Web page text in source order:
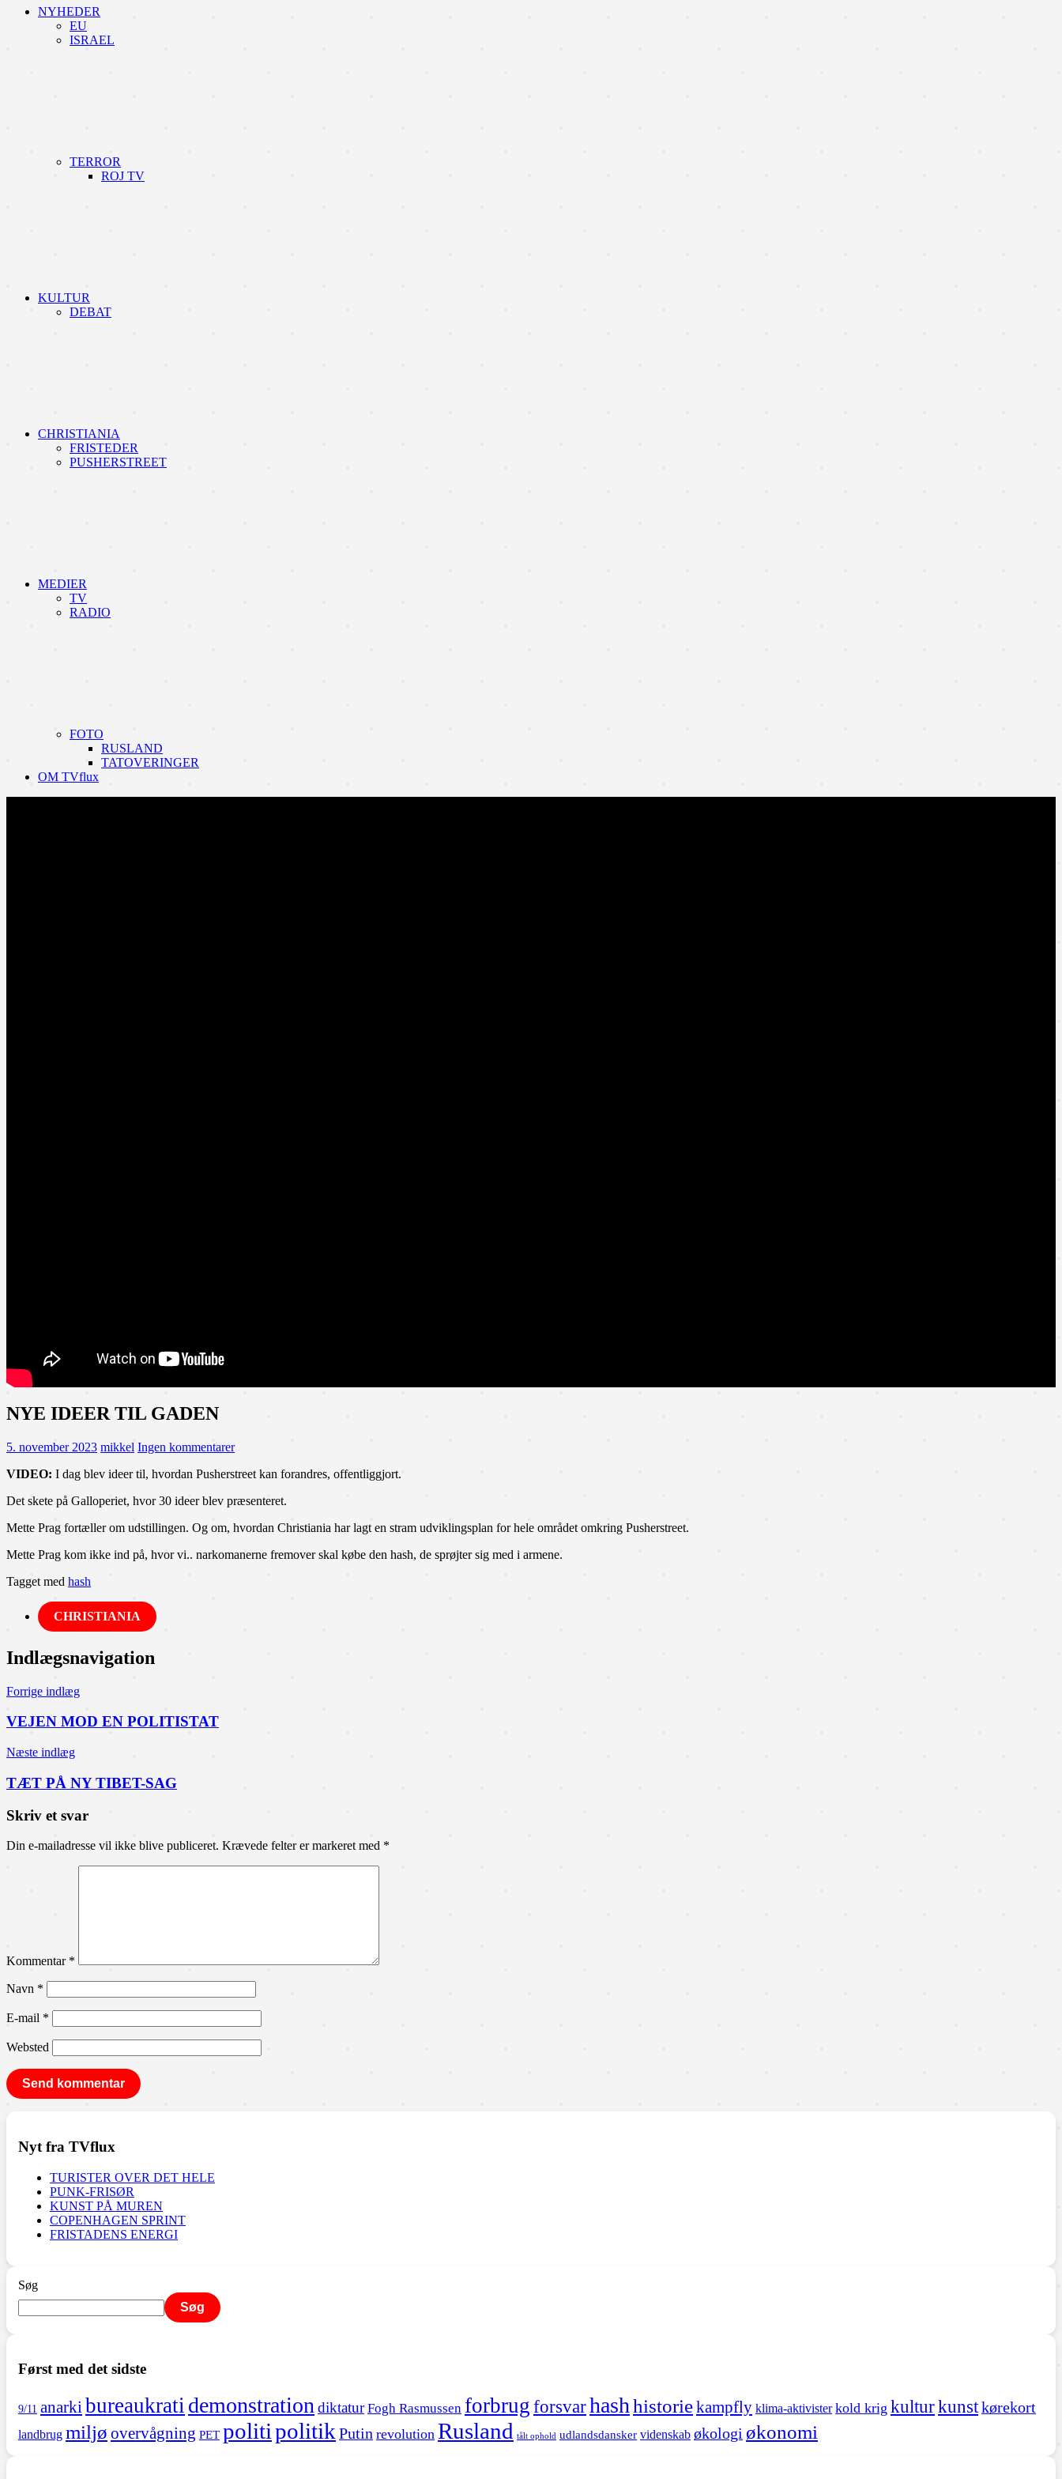
NYHEDER
EU
ISRAEL
TERROR
ROJ TV
KULTUR
DEBAT
CHRISTIANIA
FRISTEDER
PUSHERSTREET
MEDIER
TV
RADIO
FOTO
RUSLAND
TATOVERINGER
OM TVflux
NYE IDEER TIL GADEN
5. november 2023 mikkel Ingen kommentarer
VIDEO: I dag blev ideer til, hvordan Pusherstreet kan forandres, offentliggjort.
Det skete på Galloperiet, hvor 30 ideer blev præsenteret.
Mette Prag fortæller om udstillingen. Og om, hvordan Christiania har lagt en stram udviklingsplan for hele området omkring Pusherstreet.
Mette Prag kom ikke ind på, hvor vi.. narkomanerne fremover skal købe den hash, de sprøjter sig med i armene.
Tagget med hash
CHRISTIANIA
Indlægsnavigation
Forrige indlæg
VEJEN MOD EN POLITISTAT
Næste indlæg
TÆT PÅ NY TIBET-SAG
Skriv et svar
Din e-mailadresse vil ikke blive publiceret. Krævede felter er markeret med *
Kommentar *
Navn *
E-mail *
Websted
Nyt fra TVflux
TURISTER OVER DET HELE
PUNK-FRISØR
KUNST PÅ MUREN
COPENHAGEN SPRINT
FRISTADENS ENERGI
Søg
Søg
Først med det sidste
9/11 anarki bureaukrati demonstration diktatur Fogh Rasmussen forbrugforsvarhash historiekampfly klima-aktivister kold krig kulturkunstkørekort
landbrug miljø overvågning PET politipolitik Putin revolution Rusland tålt ophold udlandsdansker videnskab økologi økonomi